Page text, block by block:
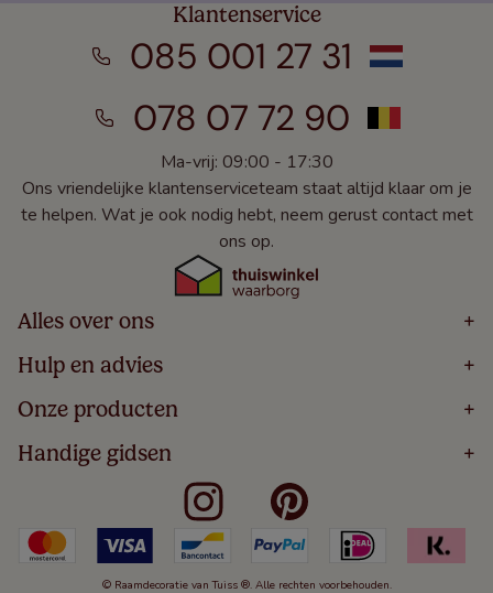
Klantenservice
085 001 27 31
078 07 72 90
Ma-vrij: 09:00 - 17:30
Ons vriendelijke klantenserviceteam staat altijd klaar om je
te helpen. Wat je ook nodig hebt, neem gerust contact met
ons op.
Alles over ons +
Home
Over
Bestellen
Winacties
Veelgestelde Vragen
Hulp en advies +
Volg Je Bestelling
Levering
5 Jaar Garantie
Algemene Voorwaarden
Kindveiligheid
Cookies
Herroepingsrecht
Onze producten +
Houten Jaloezieën
Rolgordijnen
Verticale Jaloezieën
Duo Rolgordijnen
Duo Plisségordijnen
Handige gidsen +
Meten Voor Raamdecoratie
Badkamer Raamdecoratie
Slaapkamer Raamdecoratie
Keuken Raamdecoratie
© Raamdecoratie van Tuiss ®. Alle rechten voorbehouden.